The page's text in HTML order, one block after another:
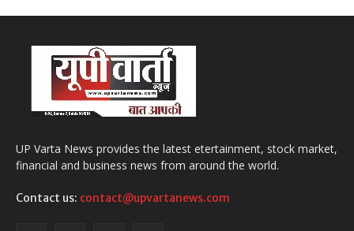
UP Varta News provides the latest etertainment, stock market,
financial and business news from around the world.
Contact us: contact@upvartanews.com